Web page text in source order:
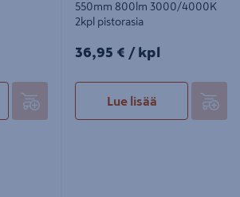
550mm 800lm 3000/4000K
2kpl pistorasia
36,95€/kpl
36,95 € / kpl
Lue lisää